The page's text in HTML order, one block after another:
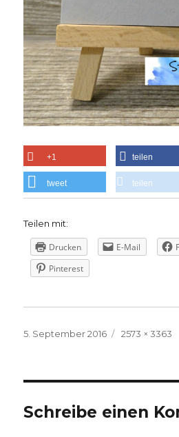
+1 teilen
tweet teilen
Teilen mit:
Drucken E-Mail
Pinterest
Veröffentlicht
5. September 2016
Volle
2573 × 3363
Schreibe einen